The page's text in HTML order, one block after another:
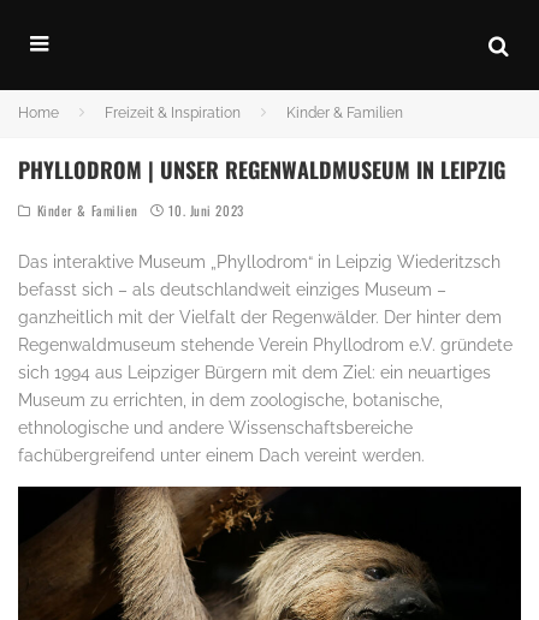
Home Freizeit & Inspiration Kinder & Familien
PHYLLODROM | UNSER REGENWALDMUSEUM IN LEIPZIG
Kinder & Familien 10. Juni 2023
Das interaktive Museum „Phyllodrom“ in Leipzig Wiederitzsch
befasst sich – als deutschlandweit einziges Museum –
ganzheitlich mit der Vielfalt der Regenwälder. Der hinter dem
Regenwaldmuseum stehende Verein Phyllodrom e.V. gründete
sich 1994 aus Leipziger Bürgern mit dem Ziel: ein neuartiges
Museum zu errichten, in dem zoologische, botanische,
ethnologische und andere Wissenschaftsbereiche
fachübergreifend unter einem Dach vereint werden.